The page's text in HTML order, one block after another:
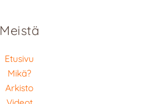
Meistä
Etusivu
Mikä?
Arkisto